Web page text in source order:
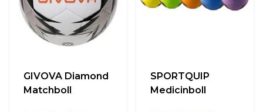
GIVOVA Diamond
Matchboll
SPORTQUIP
Medicinboll